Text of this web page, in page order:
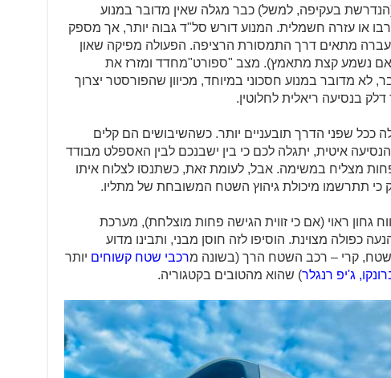
בעקיפה, למשל) כבר מגלה שאין מדובר במנוע
או עזרה חשמלית. המנוע דורש סל"ד גבוה יותר, אך מספק
מתאים דרך התמסורת הרציפה. הפעולה מפיקה שאון
אם נשמע קצת מתאמץ). מצב "ספורט"מחדד ומזרז את
לא מדובר במנוע חסכוני במיוחד, מכיוון שהפורסטר יצרוך
ככל שפני הדרך תובעניים יותר. כשהשיבושים הם קלים
איטית, יתגלה לכם כי בין ישבנכם לבין האספלט מבודד
הזו) שפחות מצליח במשימה. אבל, לעומת זאת, כשתנסו לצלוח איתו
כי תתרשמו מיכולת גיהוץ השטח המשובחת של מתליו.
גחון ראוי (אם כי זווית הגישה פחות מוצלחת), מערכת
כפולה מצוינת. הוסיפו לזה חוסן מבני, ותבינו מדוע
קרי – רכב השטח הרך (בשונה מרכבי שטח קשוחים יותר
ג'יפ רנגלר) שהוא מהטובים בקטגוריה.